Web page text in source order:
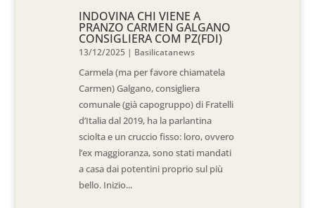
INDOVINA CHI VIENE A
PRANZO CARMEN GALGANO
CONSIGLIERA COM PZ(FDI)
13/12/2025 | Basilicatanews
Carmela (ma per favore chiamatela
Carmen) Galgano, consigliera
comunale (già capogruppo) di Fratelli
d’Italia dal 2019, ha la parlantina
sciolta e un cruccio fisso: loro, ovvero
l’ex maggioranza, sono stati mandati
a casa dai potentini proprio sul più
bello. Inizio...